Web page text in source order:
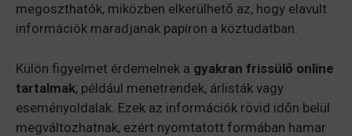
megoszthatók, miközben elkerülhető az, hogy elavult
információk maradjanak papíron a köztudatban.
Külön figyelmet érdemelnek a gyakran frissülő online
tartalmak, például menetrendek, árlisták vagy
eseményoldalak. Ezek az információk rövid időn belül
megváltozhatnak, ezért nyomtatott formában hamar